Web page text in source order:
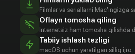
Filmlar va seriallarni Mac'ingizga
Oflayn tomosha qiling
Internetsiz ham tomosha qilishda
Tabiiy ishlash tezligi
macOS uchun yaratilgan silliq ijro.